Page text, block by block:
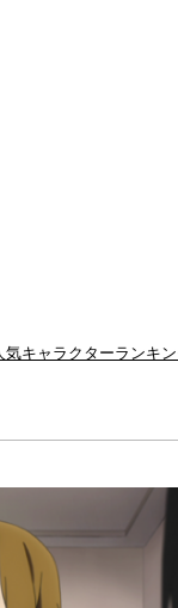
気キャラクターランキ